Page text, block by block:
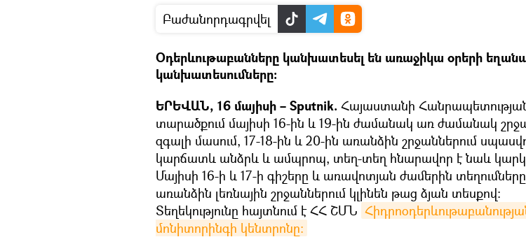
Բաժանորդագրվել
Օդերևութաբանները կանխատեսել են առաջիկա օրերի
կանխատեսումները։
ԵՐԵՎԱՆ, 16 մայիսի – Sputnik. Հայաստանի
տարածքում մայիսի 16-ին և 19-ին ժամանակ առ ժամանակ
զգալի մասում, 17-18-ին և 20-ին առանձին շրջաններում
կարճատև անձրև և ամպրոպ, տեղ-տեղ հնարավոր է նաև
Մայիսի 16-ի և 17-ի գիշերը և առավոտյան ժամերին տեղումները
առանձին լեռնային շրջաններում կլինեն թաց ձյան տեսքով։
Տեղեկությունը հայտնում է ՀՀ ՇՄՆ
մոնիտորինգի կենտրոնը։